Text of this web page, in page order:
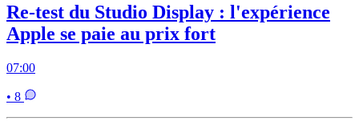
Re-test du Studio Display : l'expérience
Apple se paie au prix fort
07:00
• 8